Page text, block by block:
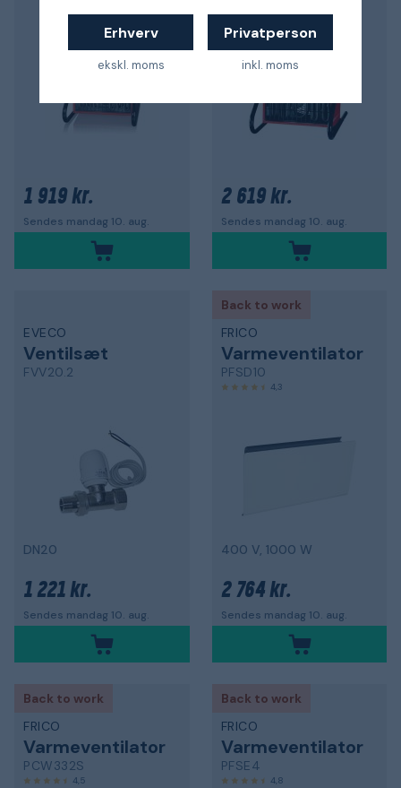
Erhverv
ekskl. moms
Privatperson
inkl. moms
1 919 kr.
Sendes mandag 10. aug.
2 619 kr.
Sendes mandag 10. aug.
EVECO
Ventilsæt
FVV20.2
DN20
1 221 kr.
Sendes mandag 10. aug.
Back to work
FRICO
Varmeventilator
PFSD10
4,3
400 V, 1000 W
2 764 kr.
Sendes mandag 10. aug.
Back to work
FRICO
Varmeventilator
PCW332S
4,5
Back to work
FRICO
Varmeventilator
PFSE4
4,8